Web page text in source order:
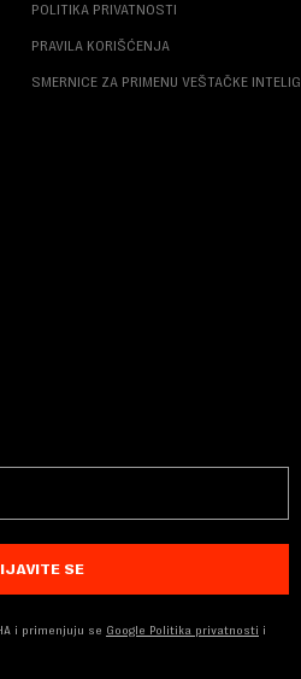
POLITIKA PRIVATNOSTI
PRAVILA KORIŠĆENJA
SMERNICE ZA PRIMENU VEŠTAČKE
SE
i primenjuju se Google Politika privatnosti i